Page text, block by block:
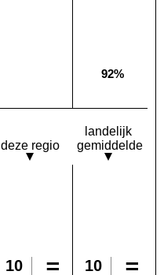
Deze opleiding:
Geen waarde bekendLandelijk
92%
deze regio
landelijk
gemiddelde
10 10